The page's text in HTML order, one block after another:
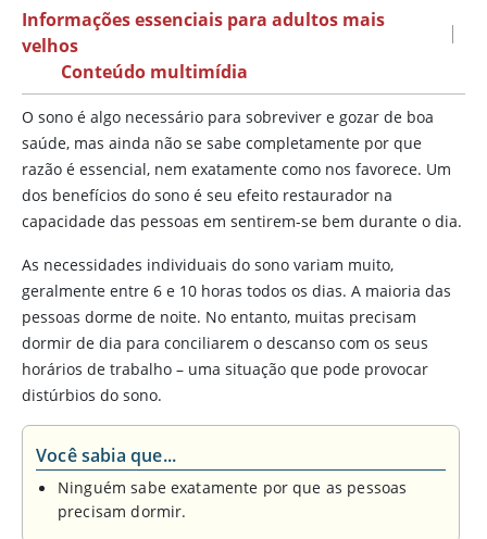
Informações essenciais para adultos mais
velhos
|
Conteúdo multimídia
O sono é algo necessário para sobreviver e gozar de boa
saúde, mas ainda não se sabe completamente por que
razão é essencial, nem exatamente como nos favorece. Um
dos benefícios do sono é seu efeito restaurador na
capacidade das pessoas em sentirem-se bem durante o dia.
As necessidades individuais do sono variam muito,
geralmente entre 6 e 10 horas todos os dias. A maioria das
pessoas dorme de noite. No entanto, muitas precisam
dormir de dia para conciliarem o descanso com os seus
horários de trabalho – uma situação que pode provocar
distúrbios do sono.
Você sabia que...
Ninguém sabe exatamente por que as pessoas
precisam dormir.